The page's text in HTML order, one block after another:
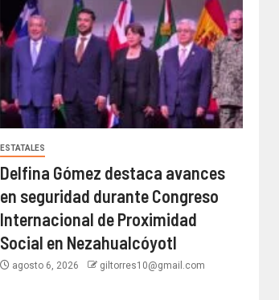
ESTATALES
Delfina Gómez destaca avances
en seguridad durante Congreso
Internacional de Proximidad
Social en Nezahualcóyotl
agosto 6, 2026 giltorres10@gmail.com